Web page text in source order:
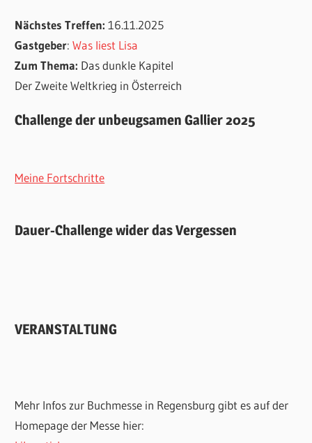
Nächstes Treffen:16.11.2025
Gastgeber:Was liest Lisa
Zum Thema: Das dunkle Kapitel
Der Zweite Weltkrieg in Österreich
Challenge der unbeugsamen Gallier 2025
Meine Fortschritte
Dauer-Challenge wider das Vergessen
VERANSTALTUNG
Mehr Infos zur Buchmesse in Regensburg gibt es auf der
Homepage der Messe hier: